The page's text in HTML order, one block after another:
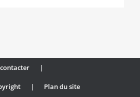
|
| Plan du site